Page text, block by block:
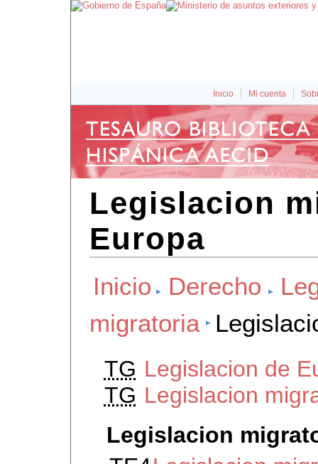
Inicio Mi cuenta
Legislacion
Europa
Inicio Derecho
migratoria
TG Legislacion de
TG Legislacion
Legislacion